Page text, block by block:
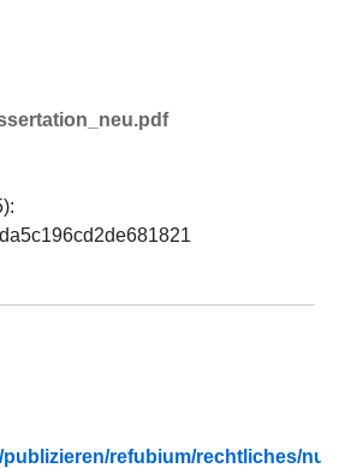
öffnen
publizieren/refubium/rechtliches/